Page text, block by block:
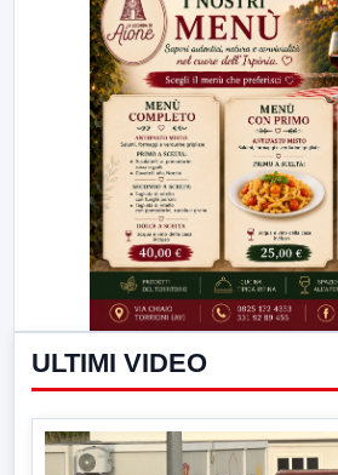
ULTIMI VIDEO